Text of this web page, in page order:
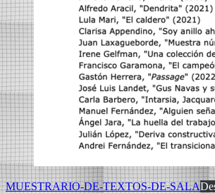
MUESTRARIO-DE-TEXTOS-DE-SALA